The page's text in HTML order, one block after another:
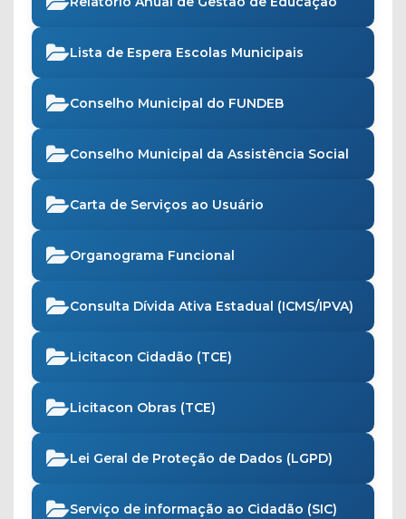
Lista de Espera Escolas Municipais
Conselho Municipal do FUNDEB
Conselho Municipal da Assistência Social
Carta de Serviços ao Usuário
Organograma Funcional
Consulta Dívida Ativa Estadual (ICMS/IPVA)
Licitacon Cidadão (TCE)
Licitacon Obras (TCE)
Lei Geral de Proteção de Dados (LGPD)
Serviço de informação ao Cidadão (SIC)